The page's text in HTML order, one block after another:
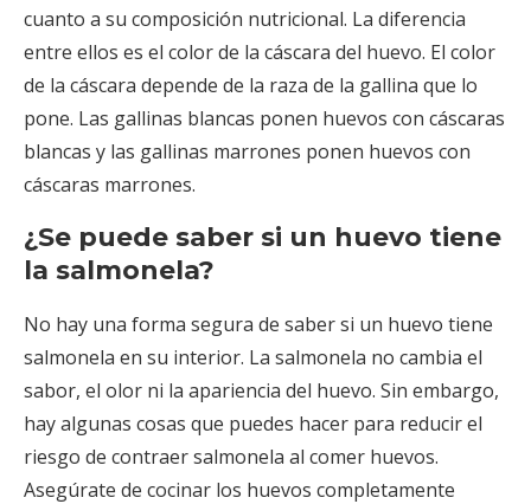
cuanto a su composición nutricional. La diferencia
entre ellos es el color de la cáscara del huevo. El color
de la cáscara depende de la raza de la gallina que lo
pone. Las gallinas blancas ponen huevos con cáscaras
blancas y las gallinas marrones ponen huevos con
cáscaras marrones.
¿Se puede saber si un huevo tiene
la salmonela?
No hay una forma segura de saber si un huevo tiene
salmonela en su interior. La salmonela no cambia el
sabor, el olor ni la apariencia del huevo. Sin embargo,
hay algunas cosas que puedes hacer para reducir el
riesgo de contraer salmonela al comer huevos.
Asegúrate de cocinar los huevos completamente